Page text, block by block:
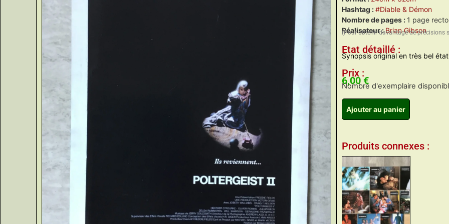
Hashtag :#Diable & Démon
Nombre de pages : 1 page
Réalisateur :Brian Gibson
(Pour obtenir davantage de précisions
Etat détaillé :
Synopsis original en très bel
Prix :
6,00€
Nombre d'exemplaire
Ajouter au panier
Produits connexes :